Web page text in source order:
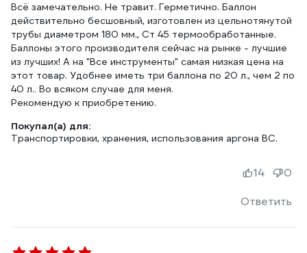
Всё замечательно. Не травит. Герметично. Баллон
действительно бесшовный, изготовлен из цельнотянутой
трубы диаметром 180 мм., Ст 45 термообработанные.
Баллоны этого производителя сейчас на рынке - лучшие
из лучших! А на "Все инструменты" самая низкая цена на
этот товар. Удобнее иметь три баллона по 20 л., чем 2 по
40 л.. Во всяком случае для меня.
Рекомендую к приобретению.
Покупал(а) для:
Транспортировки, хранения, использования аргона ВС.
Ответить
14 0